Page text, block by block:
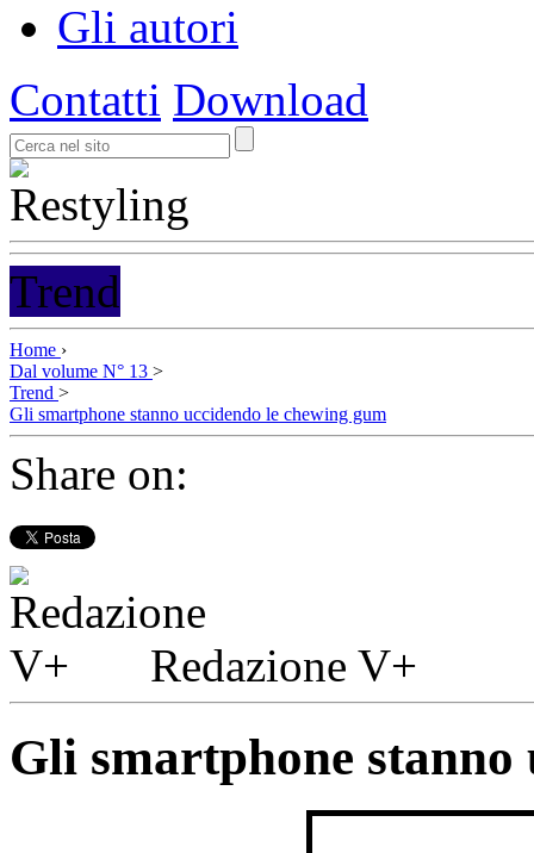
Gli autori
Contatti Download
Trend
Home ›
Dal volume N° 13 >
Trend >
Gli smartphone stanno uccidendo le chewing gum
Share on:
Redazione V+
Gli smartphone stanno